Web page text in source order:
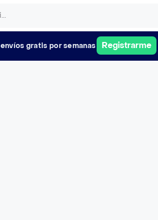
envíos gratis por semanas Registrarme